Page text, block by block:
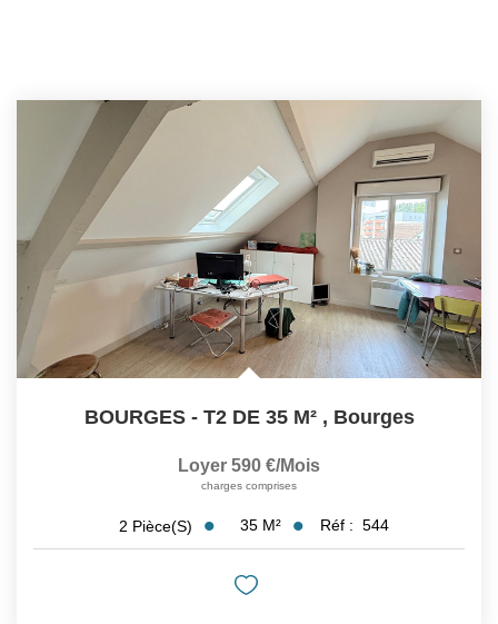
BOURGES - T2 DE 35 M² , Bourges
Loyer 590 €/mois
charges comprises
2 Pièce(s) 35 M² Réf : 544